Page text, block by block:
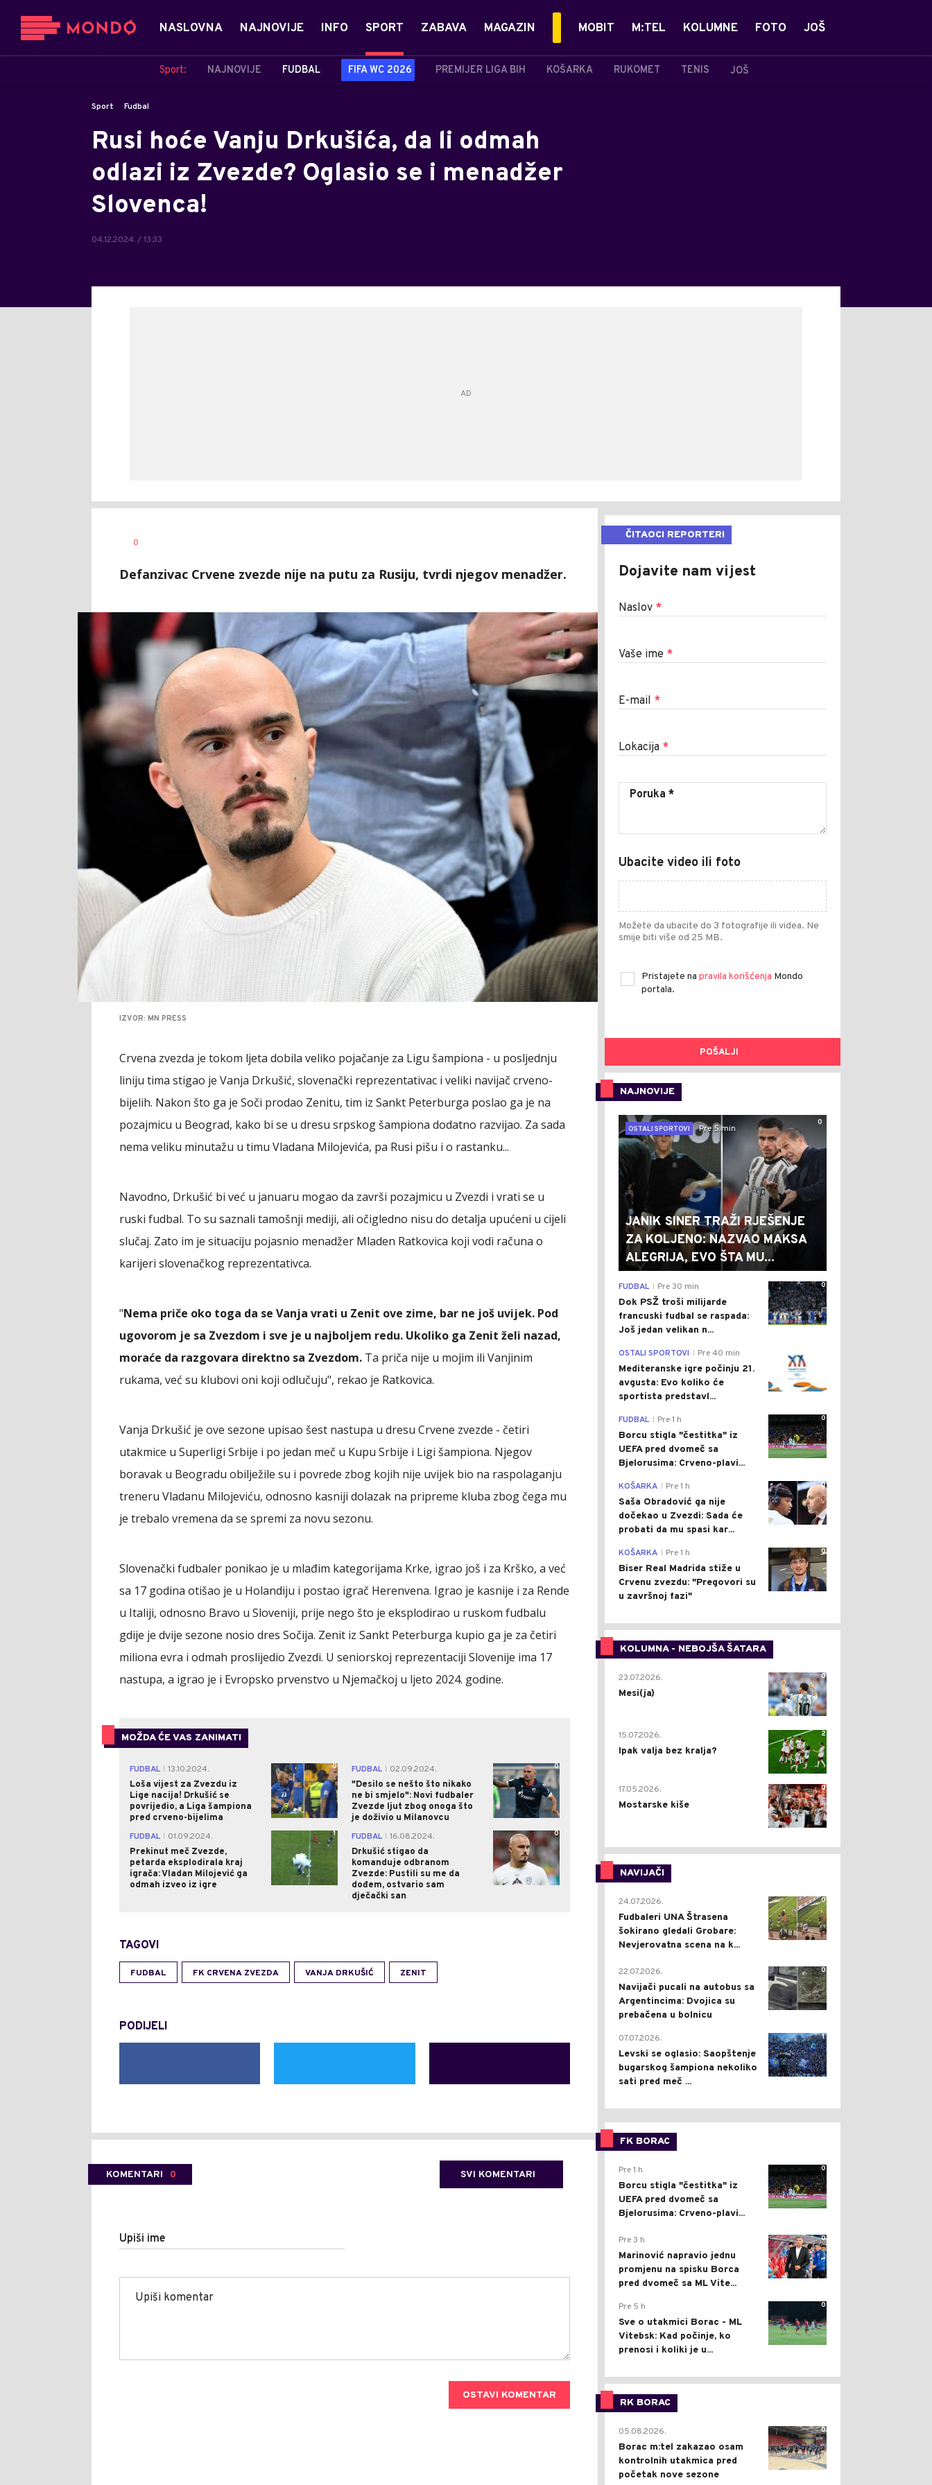
NASLOVNA NAJNOVIJE INFO SPORT
Sport: NAJNOVIJE FUDBAL FIFA WC 2026 PREMIJER LIGA BIH KOŠARKA RUKOMET TENIS JOŠ
ZABAVA MAGAZIN MOBIT M:TEL KOLUMNE FOTO JOŠ
Sport Fudbal
Rusi hoće Vanju Drkušića, da li odmah
odlazi iz Zvezde? Oglasio se i menadžer
Slovenca!
04.12.2024. / 13:33
0
Defanzivac Crvene zvezde nije na putu za Rusiju, tvrdi njegov menadžer.
IZVOR: MN PRESS
Crvena zvezda je tokom ljeta dobila veliko pojačanje za Ligu šampiona - u posljednju
liniju tima stigao je Vanja Drkušić, slovenački reprezentativac i veliki navijač crveno-
bijelih. Nakon što ga je Soči prodao Zenitu, tim iz Sankt Peterburga poslao ga je na
pozajmicu u Beograd, kako bi se u dresu srpskog šampiona dodatno razvijao. Za sada
nema veliku minutažu u timu Vladana Milojevića, pa Rusi pišu i o rastanku...
Navodno, Drkušić bi već u januaru mogao da završi pozajmicu u Zvezdi i vrati se u
ruski fudbal. To su saznali tamošnji mediji, ali očigledno nisu do detalja upućeni u cijeli
slučaj. Zato im je situaciju pojasnio menadžer Mladen Ratkovica koji vodi računa o
karijeri slovenačkog reprezentativca.
"Nema priče oko toga da se Vanja vrati u Zenit ove zime, bar ne još uvijek. Pod
ugovorom je sa Zvezdom i sve je u najboljem redu. Ukoliko ga Zenit želi nazad,
moraće da razgovara direktno sa Zvezdom. Ta priča nije u mojim ili Vanjinim
rukama, već su klubovi oni koji odlučuju", rekao je Ratkovica.
Vanja Drkušić je ove sezone upisao šest nastupa u dresu Crvene zvezde - četiri
utakmice u Superligi Srbije i po jedan meč u Kupu Srbije i Ligi šampiona. Njegov
boravak u Beogradu obilježile su i povrede zbog kojih nije uvijek bio na raspolaganju
treneru Vladanu Milojeviću, odnosno kasniji dolazak na pripreme kluba zbog čega mu
je trebalo vremena da se spremi za novu sezonu.
Slovenački fudbaler ponikao je u mlađim kategorijama Krke, igrao još i za Krško, a već
sa 17 godina otišao je u Holandiju i postao igrač Herenvena. Igrao je kasnije i za Rende
u Italiji, odnosno Bravo u Sloveniji, prije nego što je eksplodirao u ruskom fudbalu
gdije je dvije sezone nosio dres Sočija. Zenit iz Sankt Peterburga kupio ga je za četiri
miliona evra i odmah proslijedio Zvezdi. U seniorskoj reprezentaciji Slovenije ima 17
nastupa, a igrao je i Evropsko prvenstvo u Njemačkoj u ljeto 2024. godine.
MOŽDA ĆE VAS ZANIMATI
FUDBAL
13.10.2024.
Loša vijest za Zvezdu iz
Lige nacija! Drkušić se
povrijedio, a Liga šampiona
pred crveno-bijelima
0 FUDBAL
02.09.2024.
"Desilo se nešto što nikako
ne bi smjelo": Novi fudbaler
Zvezde ljut zbog onoga što
je doživio u Milanovcu
0
FUDBAL
01.09.2024.
Prekinut meč Zvezde,
petarda eksplodirala kraj
igrača: Vladan Milojević ga
odmah izveo iz igre
1 FUDBAL
16.08.2024.
Drkušić stigao da
komanduje odbranom
Zvezde: Pustili su me da
dođem, ostvario sam
dječački san
0
TAGOVI
FUDBAL FK CRVENA ZVEZDA VANJA DRKUŠIĆ ZENIT
PODIJELI
KOMENTARI 0 SVI KOMENTARI
Upiši ime
OSTAVI KOMENTAR
ČITAOCI REPORTERI
Dojavite nam vijest
Naslov *
Vaše ime *
E-mail *
Lokacija *
Ubacite video ili foto
Možete da ubacite do 3 fotografije ili videa. Ne
smije biti više od 25 MB.
Pristajete na pravila korišćenja Mondo
portala.
POŠALJI
NAJNOVIJE
0
OSTALI SPORTOVI
Pre 5 min
JANIK SINER TRAŽI RJEŠENJE
ZA KOLJENO: NAZVAO MAKSA
ALEGRIJA, EVO ŠTA MU...
0
FUDBAL Pre 30 min
Dok PSŽ troši milijarde
francuski fudbal se raspada:
Još jedan velikan n...
OSTALI SPORTOVI Pre 40 min
Mediteranske igre počinju 21.
avgusta: Evo koliko će
sportista predstavl...
0
FUDBAL Pre 1 h
Borcu stigla "čestitka" iz
UEFA pred dvomeč sa
Bjelorusima: Crveno-plavi...
0
KOŠARKA Pre 1 h
Saša Obradović ga nije
dočekao u Zvezdi: Sada će
probati da mu spasi kar...
0
KOŠARKA Pre 1 h
Biser Real Madrida stiže u
Crvenu zvezdu: "Pregovori su
u završnoj fazi"
KOLUMNA - NEBOJŠA ŠATARA
0
23.07.2026.
Mesi(ja)
2
15.07.2026.
Ipak valja bez kralja?
0
17.05.2026.
Mostarske kiše
NAVIJAČI
0
24.07.2026.
Fudbaleri UNA Štrasena
šokirano gledali Grobare:
Nevjerovatna scena na k...
0
22.07.2026.
Navijači pucali na autobus sa
Argentincima: Dvojica su
prebačena u bolnicu
1
07.07.2026.
Levski se oglasio: Saopštenje
bugarskog šampiona nekoliko
sati pred meč ...
FK BORAC
0
Pre 1 h
Borcu stigla "čestitka" iz
UEFA pred dvomeč sa
Bjelorusima: Crveno-plavi...
0
Pre 3 h
Marinović napravio jednu
promjenu na spisku Borca
pred dvomeč sa ML Vite...
0
Pre 5 h
Sve o utakmici Borac - ML
Vitebsk: Kad počinje, ko
prenosi i koliki je u...
RK BORAC
0
05.08.2026.
Borac m:tel zakazao osam
kontrolnih utakmica pred
početak nove sezone